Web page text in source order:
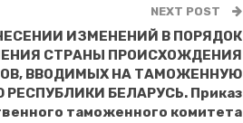
NEXT POST
ИЗМЕНЕНИЙ В ПОРЯДОК
СТРАНЫ ПРОИСХОЖДЕНИЯ
ВВОДИМЫХ НА ТАМОЖЕННУЮ
БЕЛАРУСЬ. Приказ
таможенного комитета